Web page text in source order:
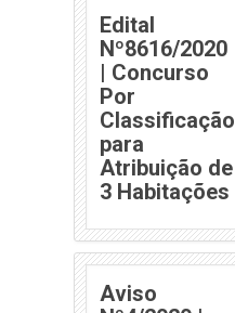
Edital
Nº8616/2020
| Concurso
Por
Classificação
para
Atribuição de
3 Habitações
Aviso